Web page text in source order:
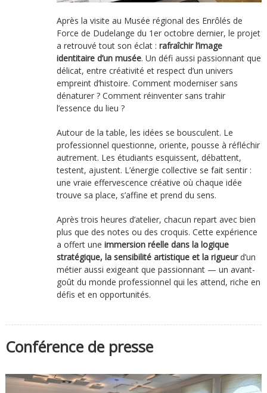
Après la visite au Musée régional des Enrôlés de
Force de Dudelange du 1er octobre dernier, le projet
a retrouvé tout son éclat : rafraîchir l’image
identitaire d’un musée. Un défi aussi passionnant que
délicat, entre créativité et respect d’un univers
empreint d’histoire. Comment moderniser sans
dénaturer ? Comment réinventer sans trahir
l’essence du lieu ?
Autour de la table, les idées se bousculent. Le
professionnel questionne, oriente, pousse à réfléchir
autrement. Les étudiants esquissent, débattent,
testent, ajustent. L’énergie collective se fait sentir :
une vraie effervescence créative où chaque idée
trouve sa place, s’affine et prend du sens.
Après trois heures d’atelier, chacun repart avec bien
plus que des notes ou des croquis. Cette expérience
a offert une immersion réelle dans la logique
stratégique, la sensibilité artistique et la rigueurd’un
métier aussi exigeant que passionnant — un avant-
goût du monde professionnel qui les attend, riche en
défis et en opportunités.
Conférence de presse